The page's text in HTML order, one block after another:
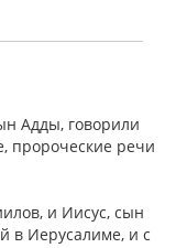
Адды, говорили
пророческие речи
и Иисус, сын
в Иерусалиме, и с